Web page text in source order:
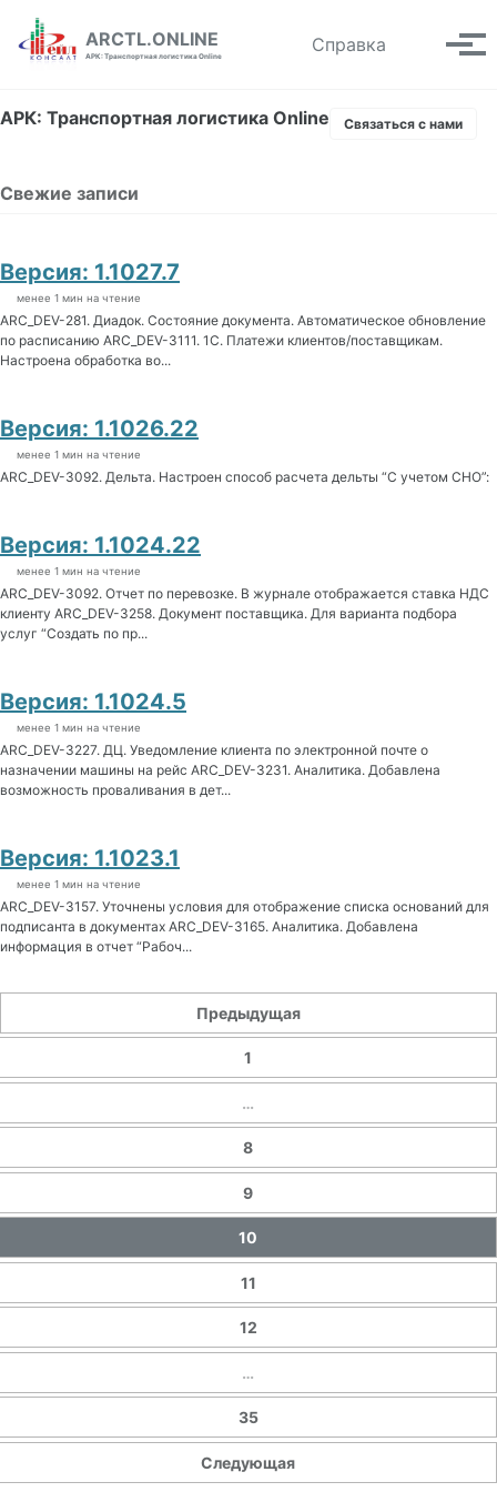
Skip to primary navigation
Skip to content
Skip to footer
ARCTL.ONLINE
АРК: Транспортная логистика Online
Справка Toggle
АРК: Транспортная логистика Online Связаться с нами
Свежие записи
Версия: 1.1027.7
менее 1 мин на чтение
ARC_DEV-281. Диадок. Состояние документа. Автоматическое обновление
по расписанию ARC_DEV-3111. 1С. Платежи клиентов/поставщикам.
Настроена обработка во...
Версия: 1.1026.22
менее 1 мин на чтение
ARC_DEV-3092. Дельта. Настроен способ расчета дельты “С учетом СНО”:
Версия: 1.1024.22
менее 1 мин на чтение
ARC_DEV-3092. Отчет по перевозке. В журнале отображается ставка НДС
клиенту ARC_DEV-3258. Документ поставщика. Для варианта подбора
услуг “Создать по пр...
Версия: 1.1024.5
менее 1 мин на чтение
ARC_DEV-3227. ДЦ. Уведомление клиента по электронной почте о
назначении машины на рейс ARC_DEV-3231. Аналитика. Добавлена
возможность проваливания в дет...
Версия: 1.1023.1
менее 1 мин на чтение
ARC_DEV-3157. Уточнены условия для отображение списка оснований для
подписанта в документах ARC_DEV-3165. Аналитика. Добавлена
информация в отчет “Рабоч...
Предыдущая
1
…
8
9
10
11
12
…
35
Следующая